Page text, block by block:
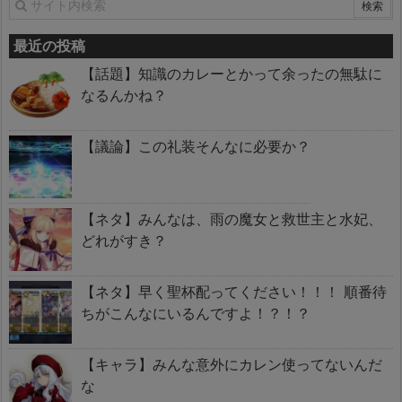
最近の投稿
【話題】知識のカレーとかって余ったの無駄に
なるんかね？
【議論】この礼装そんなに必要か？
【ネタ】みんなは、雨の魔女と救世主と水妃、
どれがすき？
【ネタ】早く聖杯配ってください！！！ 順番待
ちがこんなにいるんですよ！？！？
【キャラ】みんな意外にカレン使ってないんだ
な